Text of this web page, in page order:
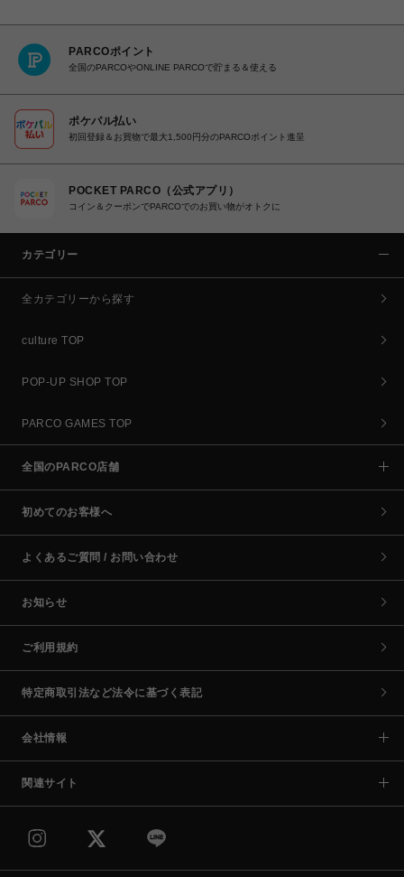
PARCOポイント
全国のPARCOやONLINE PARCOで貯まる＆使える
ポケパル払い
初回登録＆お買物で最大1,500円分のPARCOポイント進呈
POCKET PARCO（公式アプリ）
コイン＆クーポンでPARCOでのお買い物がオトクに
カテゴリー
全カテゴリーから探す
culture TOP
POP-UP SHOP TOP
PARCO GAMES TOP
全国のPARCO店舗
初めてのお客様へ
よくあるご質問 / お問い合わせ
お知らせ
ご利用規約
特定商取引法など法令に基づく表記
会社情報
関連サイト